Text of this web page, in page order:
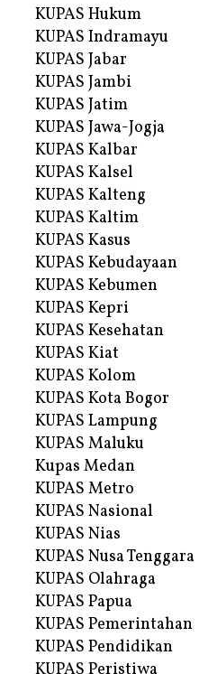
KUPAS Hukum
KUPAS Indramayu
KUPAS Jabar
KUPAS Jambi
KUPAS Jatim
KUPAS Jawa-Jogja
KUPAS Kalbar
KUPAS Kalsel
KUPAS Kalteng
KUPAS Kaltim
KUPAS Kasus
KUPAS Kebudayaan
KUPAS Kebumen
KUPAS Kepri
KUPAS Kesehatan
KUPAS Kiat
KUPAS Kolom
KUPAS Kota Bogor
KUPAS Lampung
KUPAS Maluku
Kupas Medan
KUPAS Metro
KUPAS Nasional
KUPAS Nias
KUPAS Nusa Tenggara
KUPAS Olahraga
KUPAS Papua
KUPAS Pemerintahan
KUPAS Pendidikan